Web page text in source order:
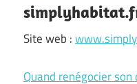
Site web :
Quand renégocier